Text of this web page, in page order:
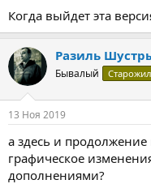
Когда выйдет эта
Разиль
Бывалый Старожил
13 Ноя 2019
а здесь и продолжение
графическое
дополнениями?